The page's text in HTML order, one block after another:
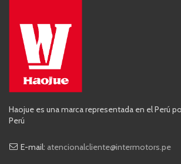
Haojue es una marca representada en el Perú
Perú
E-mail: atencionalcliente@intermotors.pe